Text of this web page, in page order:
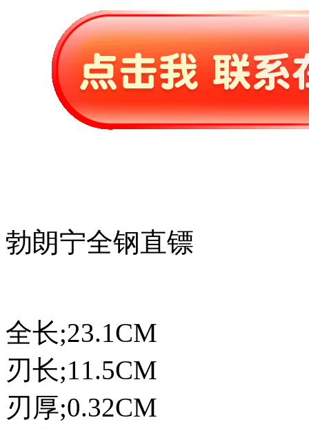
勃朗宁全钢直镖
全长;23.1CM
刃长;11.5CM
刃厚;0.32CM